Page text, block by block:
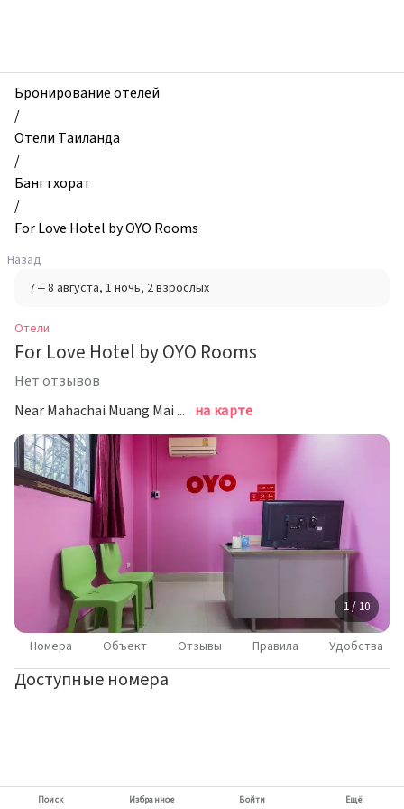
For
Love
Hotel
by
OYO
Rooms,
Бангтхорат,
Таиланд
Бронирование отелей
/
Отели Таиланда
/
Бангтхорат
/
For Love Hotel by OYO Rooms
Назад
7 – 8 августа, 1 ночь, 2 взрослых
Отели
For Love Hotel by OYO Rooms
Нет отзывов
Near Mahachai Muang Mai Market Samut Sakhon, Бангкок на карте
1 / 10
Номера Объект Отзывы Правила Удобства
Доступные номера
Поиск Избранное Войти Ещё